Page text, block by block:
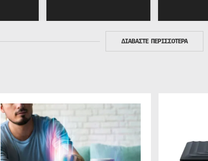
ΔΙΑΒΑΣΤΕ ΠΕΡΙΣΣΟΤΕΡΑ